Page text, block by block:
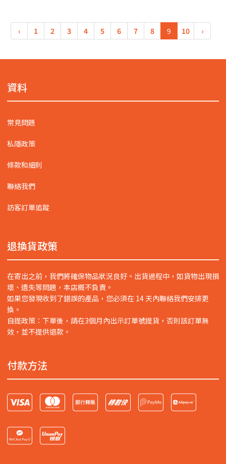
‹ 1 2 3 4 5 6 7 8 9 10 ›
資料
常見問題
私隱政策
條款和細則
聯絡我們
訪客訂單追蹤
退換貨政策
在寄出之前，我們將確保物品狀況良好。出貨過程中，如貨物出現損
壞、遺失等問題，本店概不負責。
如果您發現收到了錯誤的產品，您必須在 14 天內聯絡我們安排更
換。
自提政策：下單後，請在3個月內出示訂單號提貨，否則該訂單無
效，並不提供退款。
付款方法